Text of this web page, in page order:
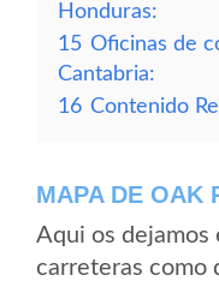
Honduras:
15 Oficinas de
Cantabria:
16 Contenido
MAPA DE OAK
Aqui os dejamos
carreteras como